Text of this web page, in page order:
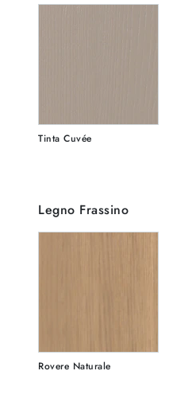
Tinta Cuvée
Legno Frassino
Rovere Naturale